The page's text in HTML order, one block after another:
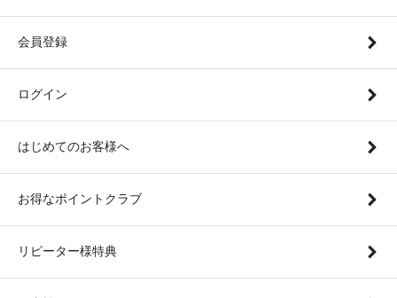
会員登録
ログイン
はじめてのお客様へ
お得なポイントクラブ
リピーター様特典